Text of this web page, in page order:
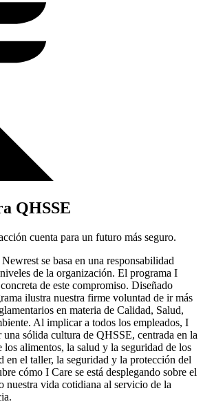
QHSSE
cuenta para un futuro más seguro.
se basa en una responsabilidad
de la organización. El programa I
de este compromiso. Diseñado
ilustra nuestra firme voluntad de ir más
en materia de Calidad, Salud,
Al implicar a todos los empleados, I
sólida cultura de QHSSE, centrada en la
los alimentos, la salud y la seguridad de los
en el taller, la seguridad y la protección del
cómo I Care se está desplegando sobre el
nuestra vida cotidiana al servicio de la